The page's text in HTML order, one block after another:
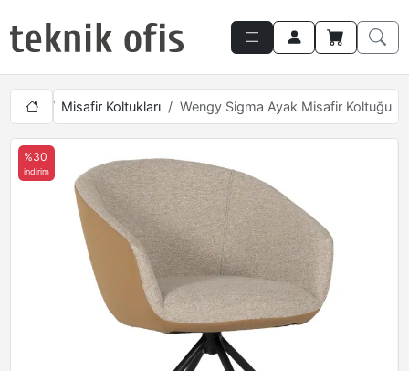
Misafir Koltukları Wengy Sigma Ayak Misafir Koltuğu
%30
indirim